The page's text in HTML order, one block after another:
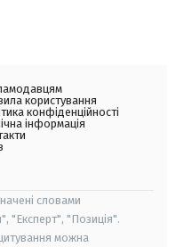
користування
конфіденційності
інформація
словами
"Експерт", "Позиція".
можна